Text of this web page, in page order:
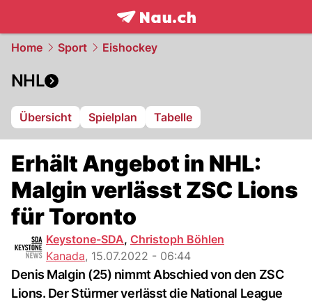
frontpage.NAU.ch
Home Sport Eishockey
NHL
Übersicht Spielplan Tabelle
Erhält Angebot in NHL:
Malgin verlässt ZSC Lions
für Toronto
Keystone-SDA, Christoph Böhlen
Kanada, 15.07.2022 - 06:44
Denis Malgin (25) nimmt Abschied von den ZSC
Lions. Der Stürmer verlässt die National League